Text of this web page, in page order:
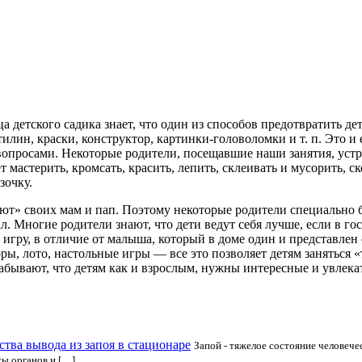
детского садика знает, что один из способов предотвратить
краски, конструктор, картинки-головоломки и т. п. Это
Некоторые родители, посещавшие наши занятия,
кромсать, красить, лепить, склеивать и мусорить,
своих мам и пап. Поэтому некоторые родители специально
родители знают, что дети ведут себя лучше, если в
в отличие от малыша, который в доме один и
лото, настольные игры — все это позволяет детям
что детям как и взрослым, нужны интересные и
вывода из запоя в стационаре Запой - тяжелое состояние